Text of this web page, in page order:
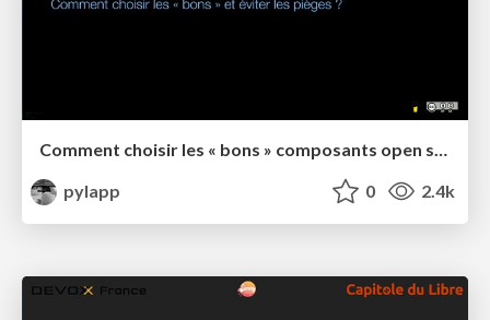
Comment choisir les « bons » composants open source ? (Capitole du Libre 2023)
pylapp
0 2.4k